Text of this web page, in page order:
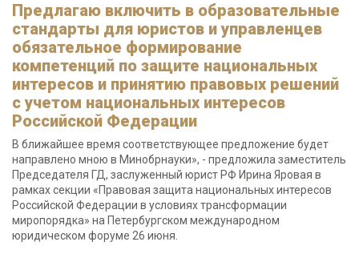
Предлагаю включить в образовательные
стандарты для юристов и управленцев
обязательное формирование
компетенций по защите национальных
интересов и принятию правовых решений
с учетом национальных интересов
Российской Федерации
В ближайшее время соответствующее предложение будет
направлено мною в Минобрнауки», - предложила заместитель
Председателя ГД, заслуженный юрист РФ Ирина Яровая в
рамках секции «Правовая защита национальных интересов
Российской Федерации в условиях трансформации
миропорядка» на Петербургском международном
юридическом форуме 26 июня.